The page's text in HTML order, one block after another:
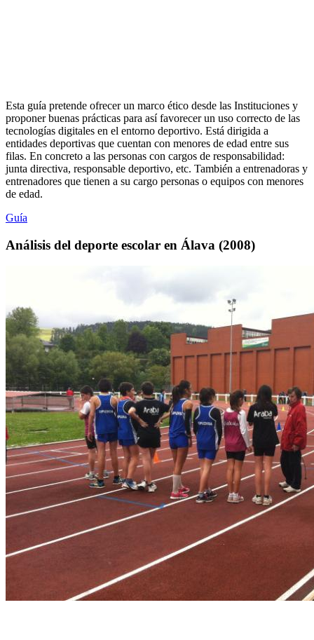
Esta guía pretende ofrecer un marco ético desde las Instituciones y
proponer buenas prácticas para así favorecer un uso correcto de las
tecnologías digitales en el entorno deportivo. Está dirigida a
entidades deportivas que cuentan con menores de edad entre sus
filas. En concreto a las personas con cargos de responsabilidad:
junta directiva, responsable deportivo, etc. También a entrenadoras y
entrenadores que tienen a su cargo personas o equipos con menores
de edad.
Guía
Análisis del deporte escolar en Álava (2008)